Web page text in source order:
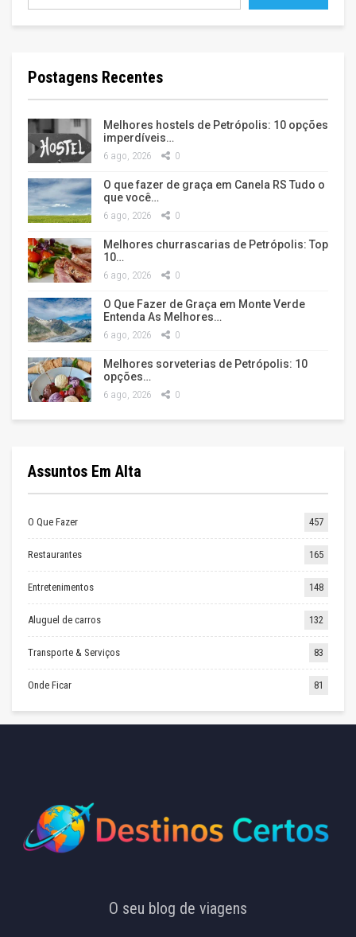
Postagens Recentes
Melhores hostels de Petrópolis: 10 opções
imperdíveis…
6 ago, 2026 0
O que fazer de graça em Canela RS Tudo o
que você…
6 ago, 2026 0
Melhores churrascarias de Petrópolis: Top
10…
6 ago, 2026 0
O Que Fazer de Graça em Monte Verde
Entenda As Melhores…
6 ago, 2026 0
Melhores sorveterias de Petrópolis: 10
opções…
6 ago, 2026 0
Assuntos Em Alta
O Que Fazer 457
Restaurantes 165
Entretenimentos 148
Aluguel de carros 132
Transporte & Serviços 83
Onde Ficar 81
O seu blog de viagens